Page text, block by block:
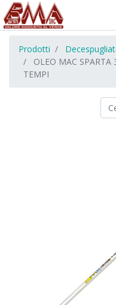
Prodotti
OLEO MAC SPARTA
TEMPI